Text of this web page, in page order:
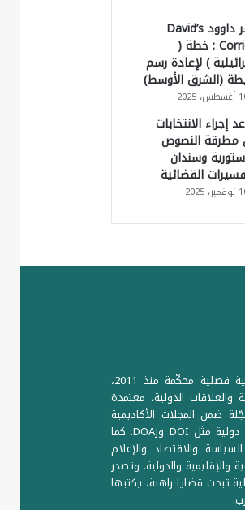
ممر داوود David’s
Corrido : خطة (
) لإعادة رسم
(الشرق الأوسط)
2025
إجراء الانتخابات
مطرقة النصوص
وسندان
القضائية
2025
يصدر مركز حمورابي مجلة علمية فصلية محكّمة منذ 2011،
والعلاقات الدولية، معتمدة
ضمن المجلات الأكاديمية
الرصينة، وحاصلة على مؤشرات دولية مثل DOI وDOAJ. كما
والاقتصاد والإعلام
والإقليمية والدولية. وتصدر
تبحث قضايا راهنة، يكتبها